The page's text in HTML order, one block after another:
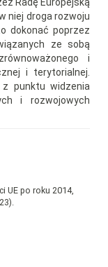
Radę Europejską
niej droga rozwoju
dokonać poprzez
ze sobą
i
i terytorialnej.
punktu widzenia
i rozwojowych
UE po roku 2014,